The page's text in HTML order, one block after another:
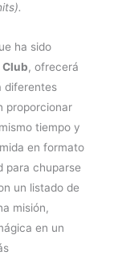
ha sido
Club, ofrecerá
diferentes
proporcionar
tiempo y
en formato
para chuparse
un listado de
misión,
en un